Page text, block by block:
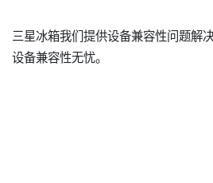
三星冰箱我们提供设备兼容性问题解
设备兼容性无忧。